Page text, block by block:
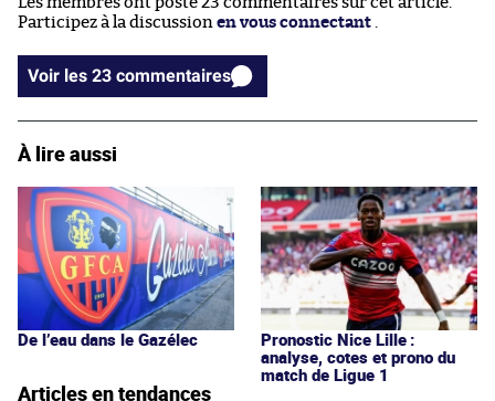
Participez à la discussion en vous connectant
Voir les 23 commentaires
À lire aussi
De l’eau dans le Gazélec
Pronostic Nice Lille :
analyse, cotes et prono du
match de Ligue 1
Articles en tendances